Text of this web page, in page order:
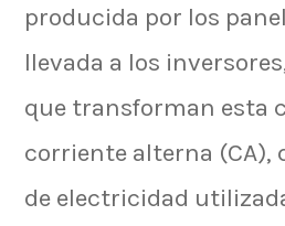
producida por los
llevada a los
que transforman esta
corriente alterna (CA),
de electricidad